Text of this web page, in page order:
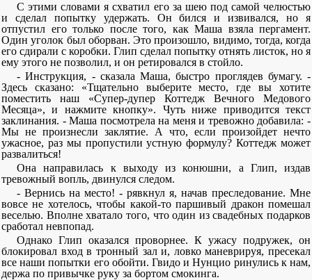
С этими словами я схватил его за шею под самой челюстью
и сделал попытку удержать. Он бился и извивался, но я
отпустил его только после того, как Маша взяла пергамент.
Один уголок был оборван. Это произошло, видимо, тогда, когда
его сдирали с коробки. Глип сделал попытку отнять листок, но я
ему этого не позволил, и он ретировался в стойло.
- Инструкция, - сказала Маша, быстро проглядев бумагу. -
Здесь сказано: «Тщательно выберите место, где вы хотите
поместить наш «Супер-дупер Коттедж Вечного Медового
Месяца», и нажмите кнопку». Чуть ниже приводится текст
заклинания. - Маша посмотрела на меня и тревожно добавила: -
Мы не произнесли заклятие. А что, если произойдет нечто
ужасное, раз мы пропустили устную формулу? Коттедж может
развалиться!
Она направилась к выходу из конюшни, а Глип, издав
тревожный вопль, двинулся следом.
- Вернись на место! - рявкнул я, начав преследование. Мне
вовсе не хотелось, чтобы какой-то паршивый дракон помешал
веселью. Вполне хватало того, что один из свадебных подарков
сработал невпопад.
Однако Глип оказался проворнее. К ужасу подружек, он
блокировал вход в тронный зал и, ловко маневрируя, пресекал
все наши попытки его обойти. Гвидо и Нунцио ринулись к нам,
держа по привычке руку за бортом смокинга.